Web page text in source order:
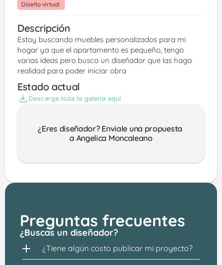
Diseño virtual
Descripción
Estoy buscando muebles personalizados para mi
hogar ya que el apartamento es pequeño, tengo
varias ideas pero busco un diseñador que las haga
realidad para poder iniciar obra
Estado actual
Descarga toda la galería aquí
¿Eres diseñador? Enviale una propuesta
a Angelica Moncaleano
Preguntas frecuentes
¿Buscas un diseñador?
¿Tiene algún costo publicar mi proyecto?